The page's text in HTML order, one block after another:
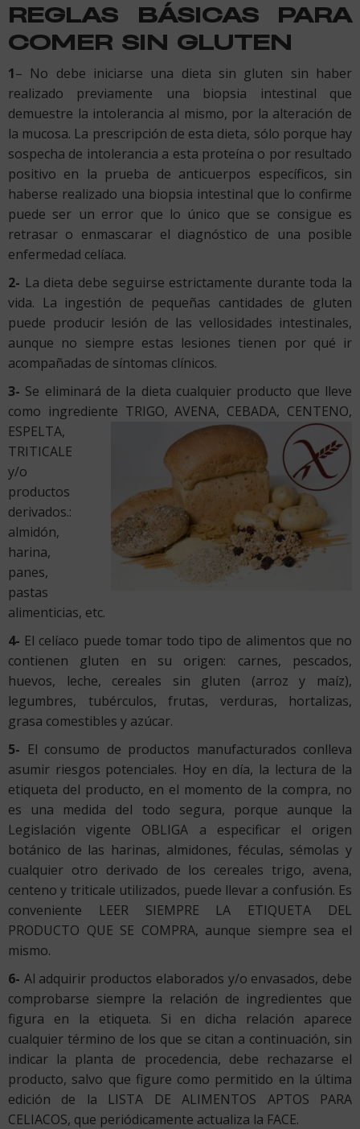
REGLAS BÁSICAS PARA
COMER SIN GLUTEN
1– No debe iniciarse una dieta sin gluten sin haber
realizado previamente una biopsia intestinal que
demuestre la intolerancia al mismo, por la alteración de
la mucosa. La prescripción de esta dieta, sólo porque hay
sospecha de intolerancia a esta proteína o por resultado
positivo en la prueba de anticuerpos específicos, sin
haberse realizado una biopsia intestinal que lo confirme
puede ser un error que lo único que se consigue es
retrasar o enmascarar el diagnóstico de una posible
enfermedad celíaca.
2- La dieta debe seguirse estrictamente durante toda la
vida. La ingestión de pequeñas cantidades de gluten
puede producir lesión de las vellosidades intestinales,
aunque no siempre estas lesiones tienen por qué ir
acompañadas de síntomas clínicos.
3- Se eliminará de la dieta cualquier producto que lleve
como ingrediente TRIGO, AVENA, CEBADA, CENTENO,
ESPELTA,
TRITICALE
y/o
productos
derivados.:
almidón,
harina,
panes,
pastas
alimenticias, etc.
4- El celíaco puede tomar todo tipo de alimentos que no
contienen gluten en su origen: carnes, pescados,
huevos, leche, cereales sin gluten (arroz y maíz),
legumbres, tubérculos, frutas, verduras, hortalizas,
grasa comestibles y azúcar.
5- El consumo de productos manufacturados conlleva
asumir riesgos potenciales. Hoy en día, la lectura de la
etiqueta del producto, en el momento de la compra, no
es una medida del todo segura, porque aunque la
Legislación vigente OBLIGA a especificar el origen
botánico de las harinas, almidones, féculas, sémolas y
cualquier otro derivado de los cereales trigo, avena,
centeno y triticale utilizados, puede llevar a confusión. Es
conveniente LEER SIEMPRE LA ETIQUETA DEL
PRODUCTO QUE SE COMPRA, aunque siempre sea el
mismo.
6- Al adquirir productos elaborados y/o envasados, debe
comprobarse siempre la relación de ingredientes que
figura en la etiqueta. Si en dicha relación aparece
cualquier término de los que se citan a continuación, sin
indicar la planta de procedencia, debe rechazarse el
producto, salvo que figure como permitido en la última
edición de la LISTA DE ALIMENTOS APTOS PARA
CELIACOS, que periódicamente actualiza la FACE.